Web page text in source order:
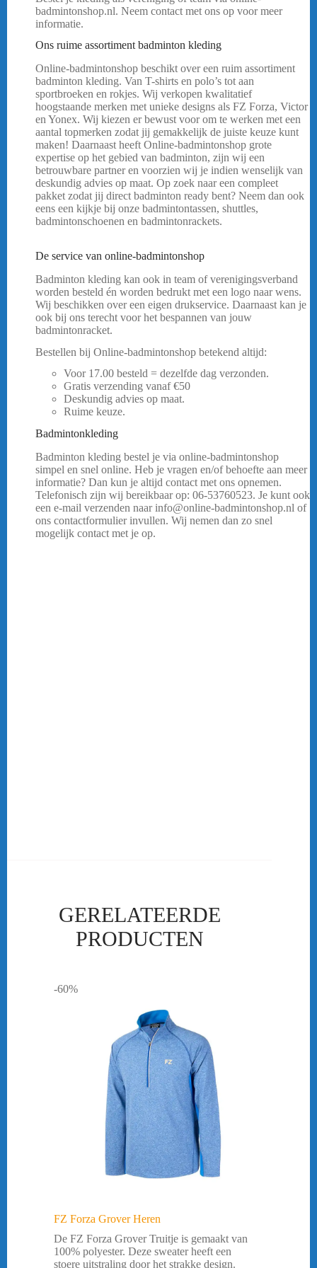
badmintonshop.nl. Neem contact met ons op voor meer
informatie.
Ons ruime assortiment badminton kleding
Online-badmintonshop beschikt over een ruim assortiment
badminton kleding. Van T-shirts en polo’s tot aan
sportbroeken en rokjes. Wij verkopen kwalitatief
hoogstaande merken met unieke designs als FZ Forza, Victor
en Yonex. Wij kiezen er bewust voor om te werken met een
aantal topmerken zodat jij gemakkelijk de juiste keuze kunt
maken! Daarnaast heeft Online-badmintonshop grote
expertise op het gebied van badminton, zijn wij een
betrouwbare partner en voorzien wij je indien wenselijk van
deskundig advies op maat. Op zoek naar een compleet
pakket zodat jij direct badminton ready bent? Neem dan ook
eens een kijkje bij onze badmintontassen, shuttles,
badmintonschoenen en badmintonrackets.
De service van online-badmintonshop
Badminton kleding kan ook in team of verenigingsverband
worden besteld én worden bedrukt met een logo naar wens.
Wij beschikken over een eigen drukservice. Daarnaast kan je
ook bij ons terecht voor het bespannen van jouw
badmintonracket.
Bestellen bij Online-badmintonshop betekend altijd:
Voor 17.00 besteld = dezelfde dag verzonden.
Gratis verzending vanaf €50
Deskundig advies op maat.
Ruime keuze.
Badmintonkleding
Badminton kleding bestel je via online-badmintonshop
simpel en snel online. Heb je vragen en/of behoefte aan meer
informatie? Dan kun je altijd contact met ons opnemen.
Telefonisch zijn wij bereikbaar op: 06-53760523. Je kunt ook
een e-mail verzenden naar info@online-badmintonshop.nl of
ons contactformulier invullen. Wij nemen dan zo snel
mogelijk contact met je op.
GERELATEERDE
PRODUCTEN
-60%
FZ Forza Grover Heren
De FZ Forza Grover Truitje is gemaakt van
100% polyester. Deze sweater heeft een
stoere uitstraling door het strakke design.